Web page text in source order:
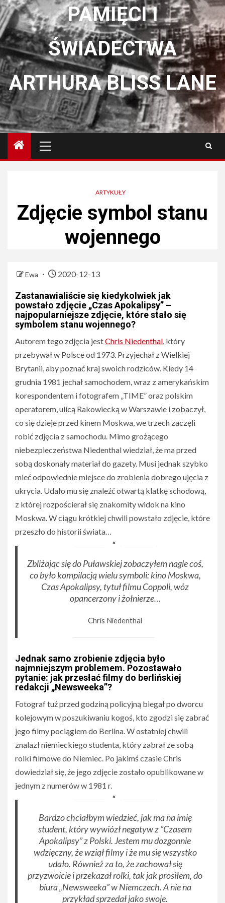
PAMIĘCI I
ŚWIADECTWA
ARTHURA BLISS LANE
główne
ARTYKUŁY
Zdjęcie symbol stanu
wojennego
Ewa 2020-12-13
Zastanawialiście się kiedykolwiek jak
powstało zdjęcie „Czas Apokalipsy” –
najpopularniejsze zdjęcie, które stało się
symbolem stanu wojennego?
Autorem tego zdjęcia jestChris Niedenthal, który
przebywał w Polsce od 1973. Przyjechał z Wielkiej
Brytanii, aby poznać kraj swoich rodziców. Kiedy 14
grudnia 1981 jechał samochodem, wraz z amerykańskim
korespondentem i fotografem „TIME” oraz polskim
operatorem, ulicą Rakowiecką w Warszawie i zobaczył,
co się dzieje przed kinem Moskwa, we trzech zaczęli
robić zdjęcia z samochodu. Mimo grożącego
niebezpieczeństwa Niedenthal wiedział, że ma przed
sobą doskonały materiał do gazety. Musi jednak szybko
mieć odpowiednie miejsce do zrobienia dobrego ujęcia z
ukrycia. Udało mu się znaleźć otwartą klatkę schodową,
z której rozpościerał się znakomity widok na kino
Moskwa. W ciągu krótkiej chwili powstało zdjęcie, które
przeszło do historii świata…
Zbliżając się do Puławskiej zobaczyłem nagle coś,
co było kompilacją wielu symboli: kino Moskwa,
Czas Apokalipsy, tytuł filmu Coppoli, wóz
opancerzony i żołnierze…
Chris Niedenthal
Jednak samo zrobienie zdjęcia było
najmniejszym problemem. Pozostawało
pytanie: jak przesłać filmy do berlińskiej
redakcji „Newsweeka”?
Fotograf tuż przed godziną policyjną biegał po dworcu
kolejowym w poszukiwaniu kogoś, kto zgodzi się zabrać
jego filmy pociągiem do Berlina. W ostatniej chwili
znalazł niemieckiego studenta, który zabrał ze sobą
rolki filmowe do Niemiec. Po jakimś czasie Chris
dowiedział się, że jego zdjęcie zostało opublikowane w
jednym z numerów w 1981 r.
Bardzo chciałbym wiedzieć, jak ma na imię
student, który wywiózł negatyw z ”Czasem
Apokalipsy” z Polski. Jestem mu dozgonnie
wdzięczny, że wziął filmy i że mu się wszystko
udało. Również za to, że zachował się
przyzwoicie i przekazał rolki, tak jak prosiłem, do
biura „Newsweeka” w Niemczech. A nie na
przykład sprzedał jako swoje.